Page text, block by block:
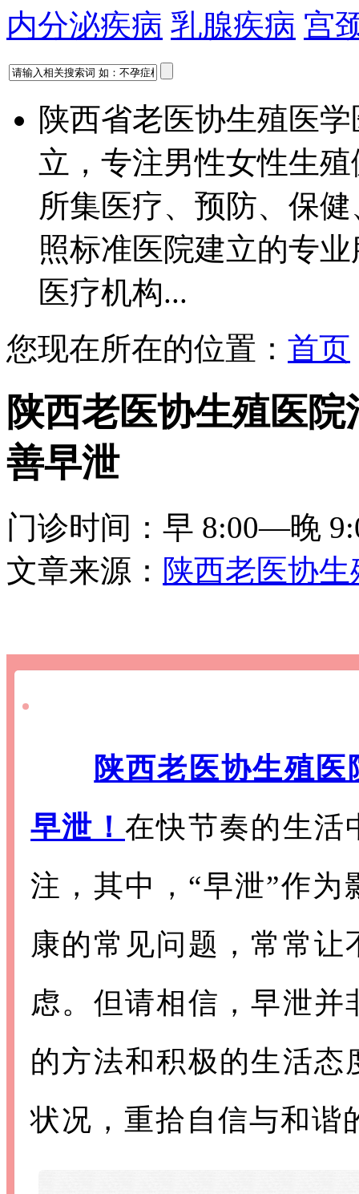
内分泌疾病 乳腺疾病 宫
陕西省老医协生殖医
立，专注男性女性生
所集医疗、预防、保
照标准医院建立的专
医疗机构...
您现在所在的位置： 首页
陕西老医协生殖医
善早泄
门诊时间：早 8:00—晚
文章来源： 陕西老医协
陕西老医协生殖
早泄！ 在快节奏的生活
注，其中，“早泄”作
康的常见问题，常常
虑。但请相信，早泄
的方法和积极的生活
状况，重拾自信与和谐